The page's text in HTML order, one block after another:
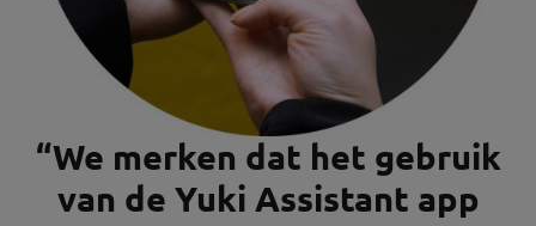
“We merken dat het gebruik
van de Yuki Assistant app